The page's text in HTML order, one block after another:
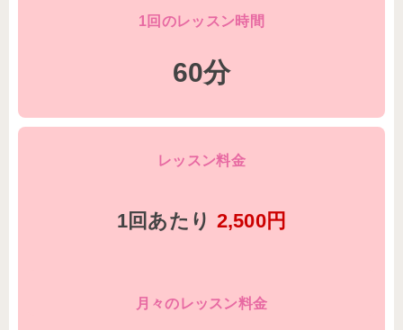
1回のレッスン時間
60分
レッスン料金
1回あたり 2,500円
月々のレッスン料金